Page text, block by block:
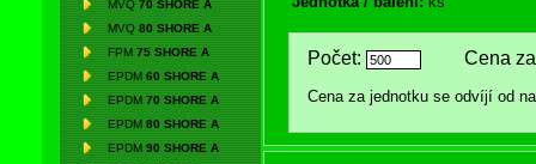
MVQ 70 SHORE A
MVQ 80 SHORE A
FPM 75 SHORE A
EPDM 60 SHORE A
EPDM 70 SHORE A
EPDM 80 SHORE A
EPDM 90 SHORE A
Počet: Cena za
Cena za jednotku se odvíjí od